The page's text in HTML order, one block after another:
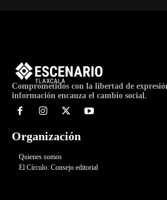
Comprometidos con la libertad de
información encauza el cambio social.
Organización
Quienes somos
El Círculo: Consejo editorial